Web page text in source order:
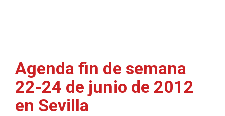
Agenda fin de semana
22-24 de junio de 2012
en Sevilla